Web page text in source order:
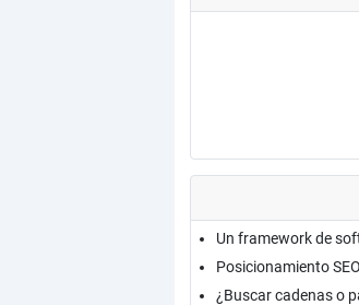
Un framework de
Posicionamiento
¿Buscar cadenas o